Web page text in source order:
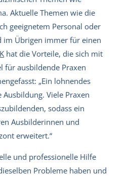
Aktuelle Themen wie die
geeignetem Personal oder
im Übrigen immer für einen
hat die Vorteile, die sich mit
für ausbildende Praxen
„Ein lohnendes
Viele Praxen
sodass ein
Ausbilderinnen und
erweitert.“
und professionelle Hilfe
Probleme haben und